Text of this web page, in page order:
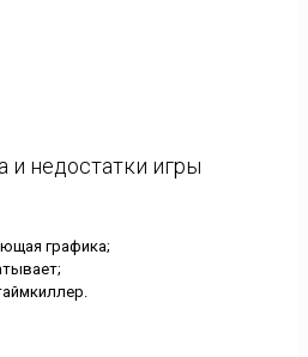
и недостатки игры
графика;